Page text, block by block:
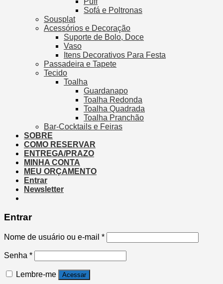
Sofá e Poltronas
Sousplat
Acessórios e Decoração
Suporte de Bolo, Doce
Vaso
Itens Decorativos Para Festa
Passadeira e Tapete
Tecido
Toalha
Guardanapo
Toalha Redonda
Toalha Quadrada
Toalha Pranchão
Bar-Cocktails e Feiras
SOBRE
COMO RESERVAR
ENTREGA/PRAZO
MINHA CONTA
MEU ORÇAMENTO
Entrar
Newsletter
Entrar
Nome de usuário ou e-mail *
Senha *
Lembre-me Acessar